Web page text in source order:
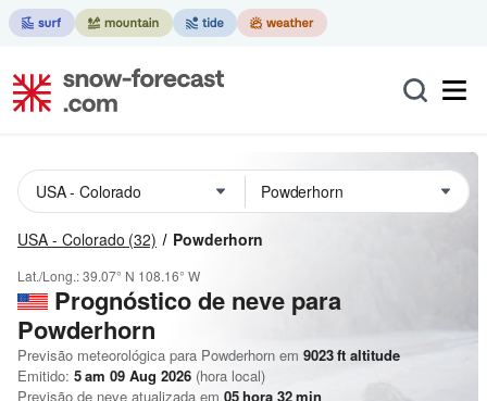
USA - Colorado (32) Powderhorn
Lat./Long.:39.07° N 108.16° W
Prognóstico de neve para
Powderhorn
Previsão meteorológica para Powderhorn em 9023ft altitude
Emitido: 5 am 09 Aug 2026 (hora local)
Previsão de neve atualizada em 05hora 32min